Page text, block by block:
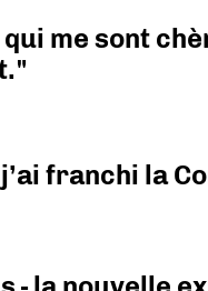
me sont
franchi la